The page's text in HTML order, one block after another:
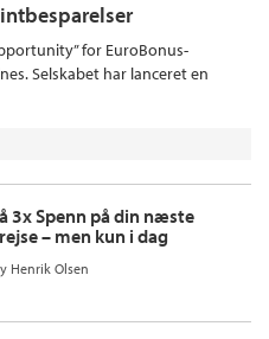
for EuroBonus-
Selskabet har lanceret en
3x Spenn på din næste
– men kun i dag
Henrik Olsen